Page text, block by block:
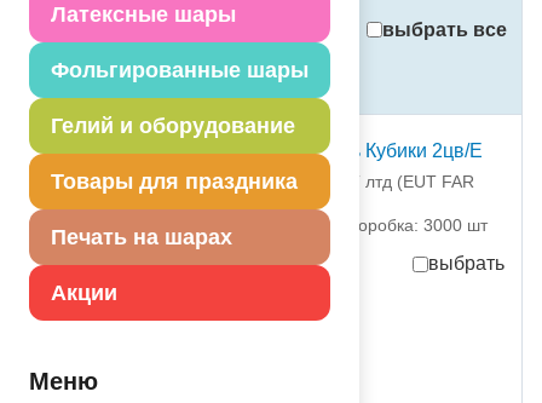
Латексные шары
Фольгированные шары
Гелий и оборудование
Товары для праздника
Печать на шарах
Акции
Меню
Применить
Сбросить фильтры
выбрать все
Стоимость
(в рублях, с учётом НДС)
Шар 12" с рис Любовь Кубики 2цв/E
1103-2853 ЕУТ ФАР ИСТ лтд (EUT FAR
партия поставки: 25 шт коробка: 3000 шт
выбрать